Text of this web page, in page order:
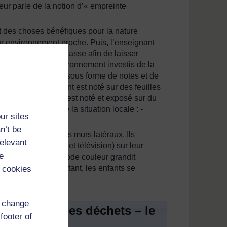
sites
be
of
parle de la notion d’« empreinte
des choses bénéfiques pour la nature
proche. Puis, l’enseignant
du fond de la classe afin de laisser
dans leur environnement investis de la
et des preuves sous forme de notes et de
l’environnement est noté sur des feuilles
est bénéfique est noté et exposé sur du
générale de la situation locale : -
déborde sur les murs latéraux. Ils
(presse, radio et télévision) sur leur
avec son code couleur grandit
est le plus important, les enfants se
avec les déchets – le